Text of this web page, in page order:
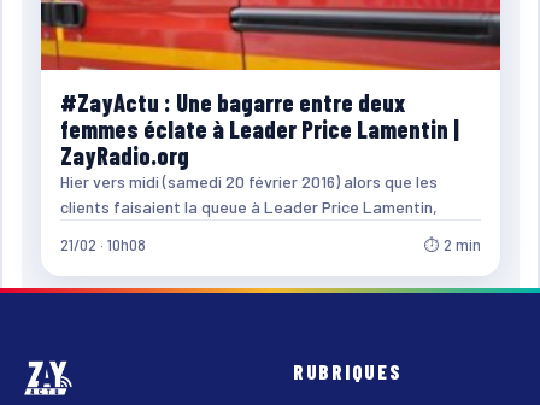
#ZayActu : Une bagarre entre deux
femmes éclate à Leader Price Lamentin |
ZayRadio.org
Hier vers midi (samedi 20 février 2016) alors que les
clients faisaient la queue à Leader Price Lamentin,
21/02 · 10h08 ⏱ 2 min
RUBRIQUES